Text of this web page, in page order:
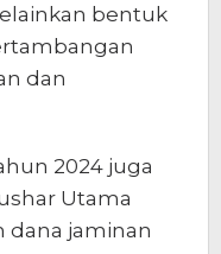
bentuk
dan
2024 juga
Utama
dana jaminan